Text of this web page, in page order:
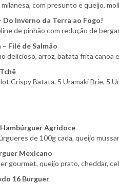
com presunto e queijo,
Do Inverno da Terra ao Fogo!
de pinhão com redução de
Filé de Salmão
delicioso, arroz, batata frita
Crispy Batata, 5 Uramaki Brie, 5
Agridoce
de 100g cada, queijo
Mexicano
gourmet, queijo prato, cheddar,
16 Burguer